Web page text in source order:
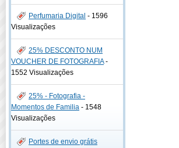
Perfumaria Digital - 1596
Visualizações
25% DESCONTO NUM
VOUCHER DE FOTOGRAFIA-
1552 Visualizações
25% - Fotografia -
Momentos de Familia - 1548
Visualizações
Portes de envio grátis